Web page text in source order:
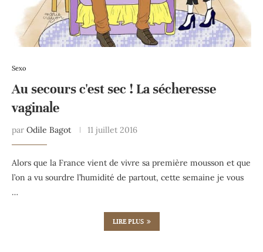
Sexo
Au secours c'est sec ! La sécheresse
vaginale
par Odile Bagot 11 juillet 2016
Alors que la France vient de vivre sa première mousson et que
l’on a vu sourdre l’humidité de partout, cette semaine je vous
…
LIRE PLUS